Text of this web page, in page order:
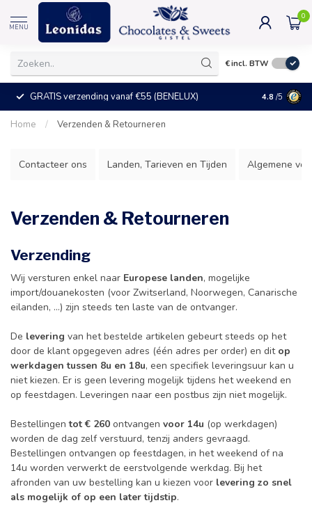
MENU
0
€incl. BTW
GRATIS verzending vanaf €55 (BENELUX) +25°C =
4.8 /5
Home / Verzenden & Retourneren
Contacteer ons Landen, Tarieven en Tijden Algemene
Verzenden & Retourneren
Verzending
Wij versturen enkel naar Europese landen, mogelijke
import/douanekosten (voor Zwitserland, Noorwegen, Canarische
eilanden, ...) zijn steeds ten laste van de ontvanger.
De levering van het bestelde artikelen gebeurt steeds op het
door de klant opgegeven adres (één adres per order) en dit op
werkdagen tussen 8u en 18u, een specifiek leveringsuur kan u
niet kiezen. Er is geen levering mogelijk tijdens het weekend en
op feestdagen. Leveringen naar een postbus zijn niet mogelijk.
Bestellingen tot € 260 ontvangen voor 14u (op werkdagen)
worden de dag zelf verstuurd, tenzij anders gevraagd.
Bestellingen ontvangen op feestdagen, in het weekend of na
14u worden verwerkt de eerstvolgende werkdag. Bij het
afronden van uw bestelling kan u kiezen voor levering zo snel
als mogelijk of op een later tijdstip.